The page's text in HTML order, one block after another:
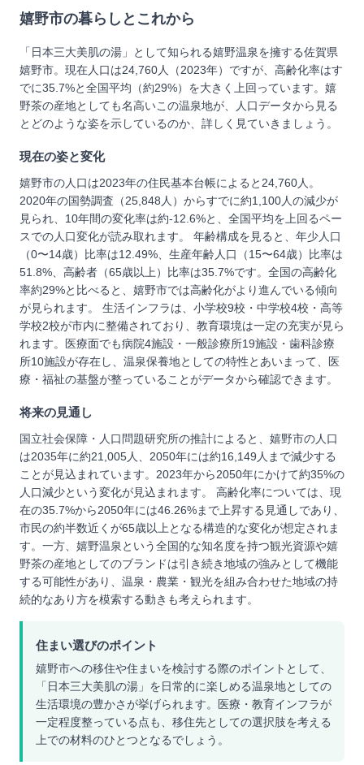
嬉野市の暮らしとこれから
「日本三大美肌の湯」として知られる嬉野温泉を擁する佐賀県
嬉野市。現在人口は24,760人（2023年）ですが、高齢化率はす
でに35.7%と全国平均（約29%）を大きく上回っています。嬉
野茶の産地としても名高いこの温泉地が、人口データから見る
とどのような姿を示しているのか、詳しく見ていきましょう。
現在の姿と変化
嬉野市の人口は2023年の住民基本台帳によると24,760人。
2020年の国勢調査（25,848人）からすでに約1,100人の減少が
見られ、10年間の変化率は約-12.6%と、全国平均を上回るペー
スでの人口変化が読み取れます。 年齢構成を見ると、年少人口
（0〜14歳）比率は12.49%、生産年齢人口（15〜64歳）比率は
51.8%、高齢者（65歳以上）比率は35.7%です。全国の高齢化
率約29%と比べると、嬉野市では高齢化がより進んでいる傾向
が見られます。 生活インフラは、小学校9校・中学校4校・高等
学校2校が市内に整備されており、教育環境は一定の充実が見ら
れます。医療面でも病院4施設・一般診療所19施設・歯科診療
所10施設が存在し、温泉保養地としての特性とあいまって、医
療・福祉の基盤が整っていることがデータから確認できます。
将来の見通し
国立社会保障・人口問題研究所の推計によると、嬉野市の人口
は2035年に約21,005人、2050年には約16,149人まで減少する
ことが見込まれています。2023年から2050年にかけて約35%の
人口減少という変化が見込まれます。 高齢化率については、現
在の35.7%から2050年には46.26%まで上昇する見通しであり、
市民の約半数近くが65歳以上となる構造的な変化が想定されま
す。一方、嬉野温泉という全国的な知名度を持つ観光資源や嬉
野茶の産地としてのブランドは引き続き地域の強みとして機能
する可能性があり、温泉・農業・観光を組み合わせた地域の持
続的なあり方を模索する動きも考えられます。
住まい選びのポイント
嬉野市への移住や住まいを検討する際のポイントとして、
「日本三大美肌の湯」を日常的に楽しめる温泉地としての
生活環境の豊かさが挙げられます。医療・教育インフラが
一定程度整っている点も、移住先としての選択肢を考える
上での材料のひとつとなるでしょう。